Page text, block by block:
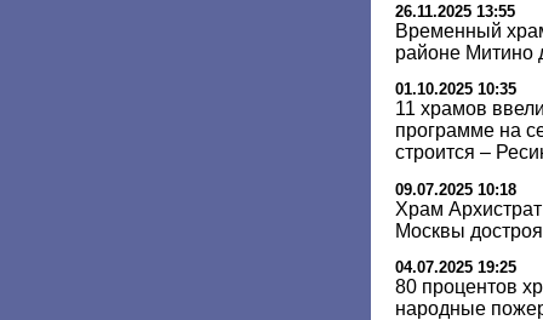
26.11.2025 13:55
Временный
районе Митино
01.10.2025 10:35
11 храмов
программе на
строится –
09.07.2025 10:18
Храм
Москвы
04.07.2025 19:25
80 процентов
народные